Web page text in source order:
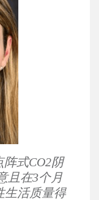
阵式CO2阴
且在3个月
生活质量得